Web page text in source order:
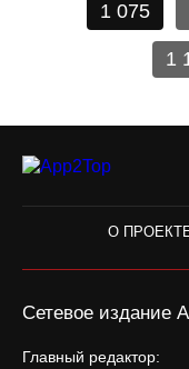
1 075
1
О
Сетевое издание
Главный редактор: